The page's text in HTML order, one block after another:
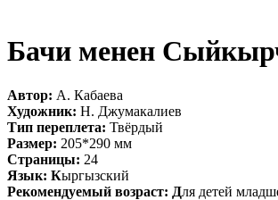
Бачи менен
Автор: А. Кабаева
Художник: Н. Джумакалиев
Тип переплета: Твёрдый
Размер: 205*290 мм
Страницы: 24
Язык: Кыргызский
Рекомендуемый возраст: Для детей